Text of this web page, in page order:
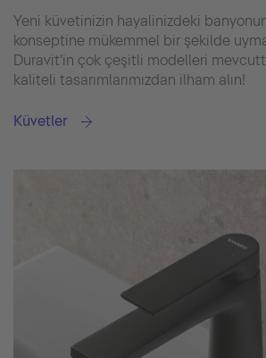
Yeni küvetinizin hayalinizdeki
konseptine mükemmel bir şekilde
Duravit'in çok çeşitli modelleri
kaliteli tasarımlarımızdan ilham alın!
Küvetler